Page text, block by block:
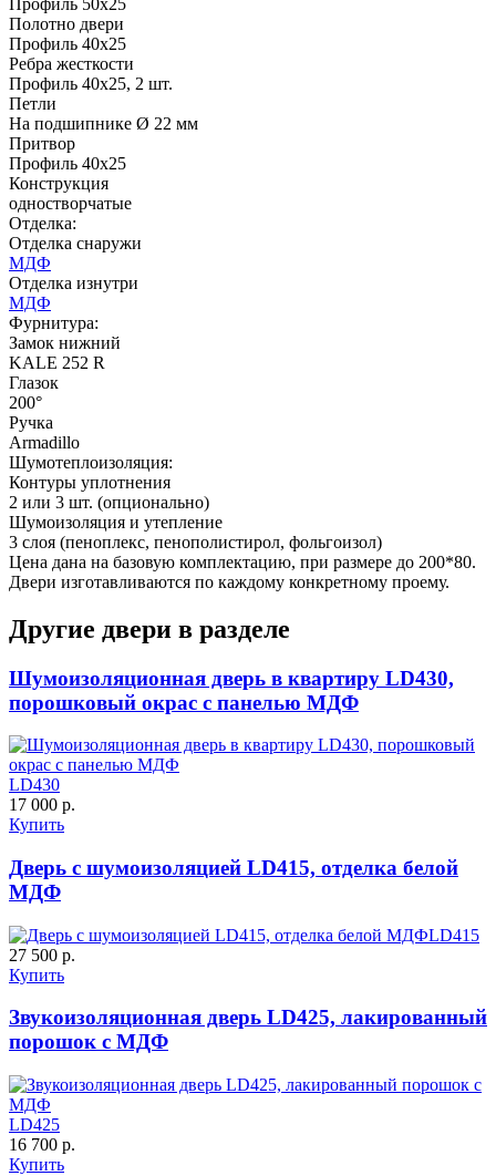
Д-35 С
Д-36 46 30
Д-36 С Д-36 СС
Д-37 Н
ДНТ ДС
C51
C59
Полотно двери
Профиль 40х25
Ребра жесткости
Профиль 40х25, 2 шт.
Петли
На подшипнике Ø 22 мм
Притвор
Профиль 40х25
Конструкция
одностворчатые
Отделка:
Отделка снаружи
МДФ
Отделка изнутри
МДФ
Фурнитура:
Замок нижний
KALE 252 R
Глазок
200°
Ручка
Armadillo
Шумотеплоизоляция:
Контуры уплотнения
2 или 3 шт. (опционально)
Шумоизоляция и утепление
3 слоя (пеноплекс, пенополистирол, фольгоизол)
Цена дана на базовую комплектацию, при размере до 200*80.
Двери изготавливаются по каждому конкретному проему.
Другие двери в разделе
Шумоизоляционная дверь в квартиру LD430,
порошковый окрас с панелью МДФ
LD430
17 000 р.
Купить
Дверь с шумоизоляцией LD415, отделка белой
МДФ
LD415
27 500 р.
Купить
Звукоизоляционная дверь LD425, лакированный
порошок с МДФ
LD425
16 700 р.
Купить